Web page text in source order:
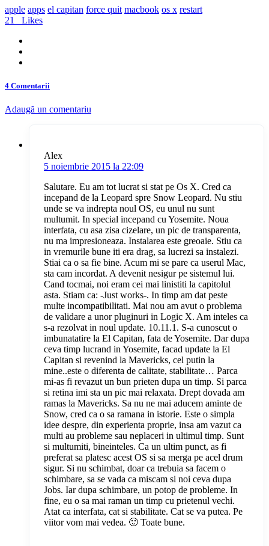
apple apps el capitan force quit macbook os x restart
21
Likes
4 Comentarii
Adaugă un comentariu
Alex
5 noiembrie 2015 la 22:09
Salutare. Eu am tot lucrat si stat pe Os X. Cred ca
incepand de la Leopard spre Snow Leopard. Nu stiu
unde se va indrepta noul OS, eu unul nu sunt
multumit. In special incepand cu Yosemite. Noua
interfata, cu asa zisa cizelare, un pic de transparenta,
nu ma impresioneaza. Instalarea este greoaie. Stiu ca
in vremurile bune iti era drag, sa lucrezi sa instalezi.
Stiai ca o sa fie bine. Acum mi se pare ca userul Mac,
sta cam incordat. A devenit nesigur pe sistemul lui.
Cand tocmai, noi eram cei mai linistiti la capitolul
asta. Stiam ca: -Just works-. In timp am dat peste
multe incompatibilitati. Mai nou am avut o problema
de validare a unor pluginuri in Logic X. Am inteles ca
s-a rezolvat in noul update. 10.11.1. S-a cunoscut o
imbunatatire la El Capitan, fata de Yosemite. Dar dupa
ceva timp lucrand in Yosemite, facad update la El
Capitan si revenind la Mavericks, cel putin la
mine..este o diferenta de calitate, stabilitate… Parca
mi-as fi revazut un bun prieten dupa un timp. Si parca
si retina imi sta un pic mai relaxata. Drept dovada am
ramas la Mavericks. Sa nu ne mai aducem aminte de
Snow, cred ca o sa ramana in istorie. Este o simpla
idee despre, din experienta proprie, insa am vazut ca
multi au probleme sau neplaceri in ultimul timp. Sunt
si multumiti, bineinteles. Ca un ultim punct, as fi
preferat sa platesc acest OS si sa merga pe acel drum
sigur. Si nu schimbat, doar ca trebuia sa facem o
schimbare, sa se vada ca miscam si noi ceva dupa
Jobs. Iar dupa schimbare, un potop de probleme. In
fine, eu o sa mai raman un timp cu prietenul vechi.
Atat ca interfata, cat si stabilitate. Cat se va putea. Pe
viitor vom mai vedea. 🙂 Toate bune.